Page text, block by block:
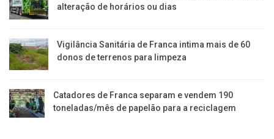
alteração de horários ou dias
Vigilância Sanitária de Franca intima mais de 60
donos de terrenos para limpeza
Catadores de Franca separam e vendem 190
toneladas/mês de papelão para a reciclagem